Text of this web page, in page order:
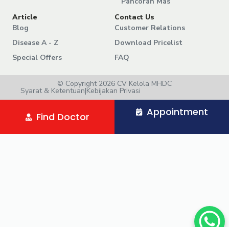
Article
Blog
Disease A - Z
Special Offers
Contact Us
Customer Relations
Download Pricelist
FAQ
© Copyright 2026 CV Kelola MHDC
Syarat & Ketentuan|Kebijakan Privasi
Find Doctor Appointment